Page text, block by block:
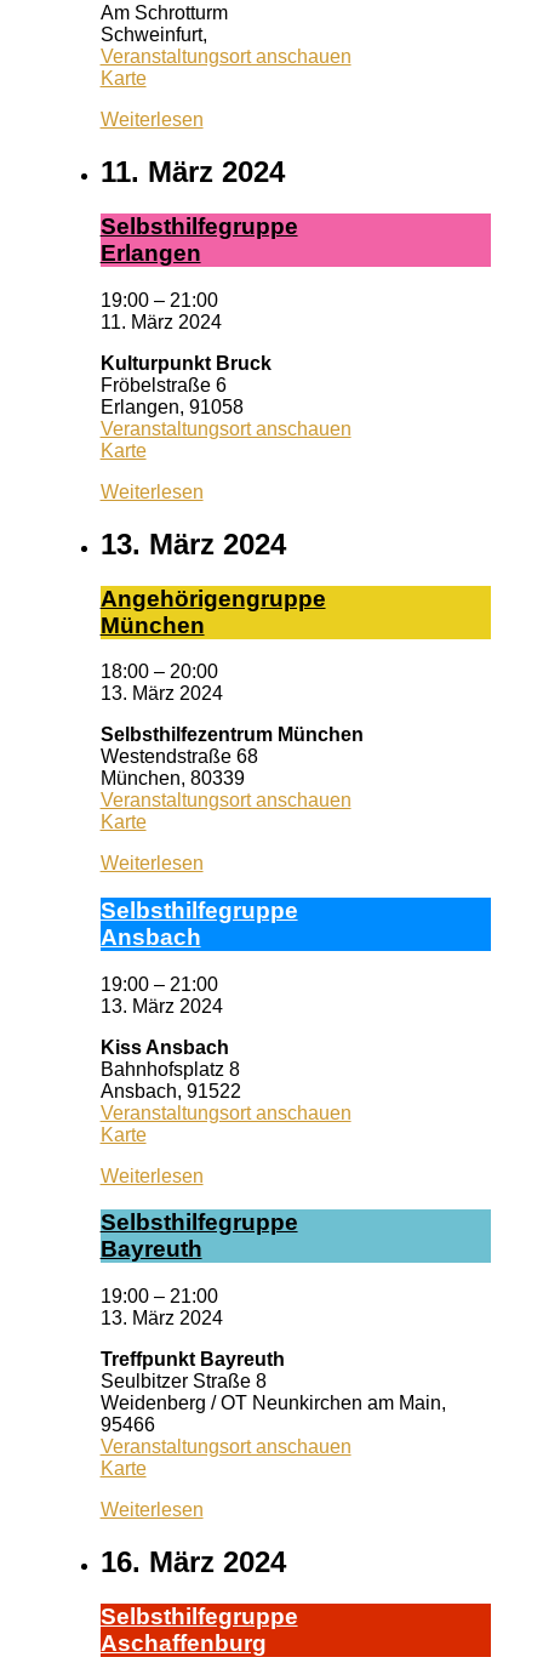
Am Schrotturm
Schweinfurt,
Veranstaltungsort anschauen
KarteSchrotturm
Weiterlesen
11. März 2024
Selbst­hil­fe­grup­pe
Er­lan­gen
19:00 – 21:00
11. März 2024
Kulturpunkt Bruck
Fröbelstraße 6
Erlangen, 91058
Veranstaltungsort anschauen
KarteKulturpunkt
Weiterlesen
13. März 2024
An­ge­hö­ri­gen­grup­pe
Mün­chen
18:00 – 20:00
13. März 2024
Selbsthilfezentrum München
Westendstraße 68
München, 80339
Veranstaltungsort anschauen
KarteSelbsthilfezentrum
Weiterlesen
Selbst­hil­fe­grup­pe
Ans­bach
19:00 – 21:00
13. März 2024
Kiss Ansbach
Bahnhofsplatz 8
Ansbach, 91522
Veranstaltungsort anschauen
KarteKiss
Weiterlesen
Selbst­hil­fe­grup­pe
Bay­reuth
19:00 – 21:00
13. März 2024
Treffpunkt Bayreuth
Seulbitzer Straße 8
Weidenberg / OT Neunkirchen am Main,
95466
Veranstaltungsort anschauen
KarteTreffpunkt
Weiterlesen
16. März 2024
Selbst­hil­fe­grup­pe
A­schaf­fen­burg